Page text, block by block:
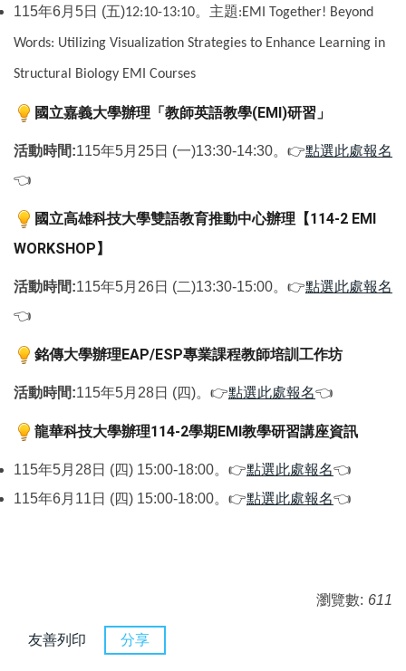
115年6月5日 (五)12:10-13:10。 主題:EMI Together! Beyond
Words: Utilizing Visualization Strategies to Enhance Learning in
Structural Biology EMI Courses
國立嘉義大學辦理「教師英語教學(EMI)研習」
活動時間:115年5月25日 (一)13:30-14:30。 👉點選此處報名
👈
國立高雄科技大學雙語教育推動中心辦理【114-2 EMI
WORKSHOP】
活動時間:115年5月26日 (二)13:30-15:00。 👉點選此處報名
👈
銘傳大學辦理 EAP/ESP專業課程教師培訓工作坊
活動時間:115年5月28日 (四)。 👉點選此處報名👈
龍華科技大學辦理114-2學期EMI 教學研習講座資訊
115年5月28日 (四) 15:00-18:00。 👉點選此處報名👈
115年6月11日 (四) 15:00-18:00。 👉點選此處報名👈
瀏覽數: 611
友善列印 分享